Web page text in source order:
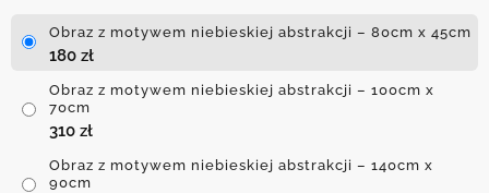
Obraz z motywem niebieskiej abstrakcji – 80cm x 45cm
180 zł
Obraz z motywem niebieskiej abstrakcji – 100cm x
70cm
310 zł
Obraz z motywem niebieskiej abstrakcji – 140cm x
90cm